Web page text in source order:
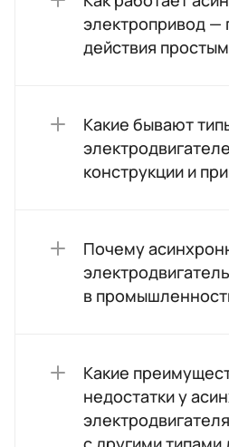
электропривод —
действия
Какие бывают
конструкции и
Почему
в
Какие
недостатки у